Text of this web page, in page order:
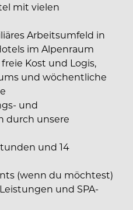
mit vielen
Arbeitsumfeld in
im Alpenraum
Kost und Logis,
und wöchentliche
und
durch unsere
und 14
(wenn du möchtest)
und SPA-